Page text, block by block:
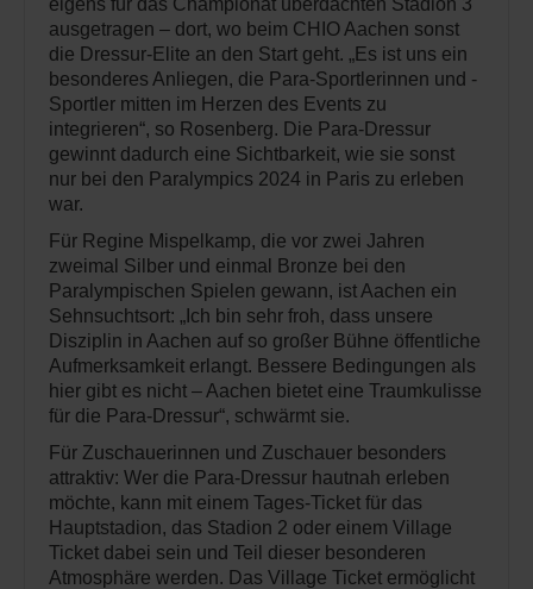
eigens für das Championat überdachten Stadion 3
ausgetragen – dort, wo beim CHIO Aachen sonst
die Dressur-Elite an den Start geht. „Es ist uns ein
besonderes Anliegen, die Para-Sportlerinnen und -
Sportler mitten im Herzen des Events zu
integrieren“, so Rosenberg. Die Para-Dressur
gewinnt dadurch eine Sichtbarkeit, wie sie sonst
nur bei den Paralympics 2024 in Paris zu erleben
war.
Für Regine Mispelkamp, die vor zwei Jahren
zweimal Silber und einmal Bronze bei den
Paralympischen Spielen gewann, ist Aachen ein
Sehnsuchtsort: „Ich bin sehr froh, dass unsere
Disziplin in Aachen auf so großer Bühne öffentliche
Aufmerksamkeit erlangt. Bessere Bedingungen als
hier gibt es nicht – Aachen bietet eine Traumkulisse
für die Para-Dressur“, schwärmt sie.
Für Zuschauerinnen und Zuschauer besonders
attraktiv: Wer die Para-Dressur hautnah erleben
möchte, kann mit einem Tages-Ticket für das
Hauptstadion, das Stadion 2 oder einem Village
Ticket dabei sein und Teil dieser besonderen
Atmosphäre werden. Das Village Ticket ermöglicht